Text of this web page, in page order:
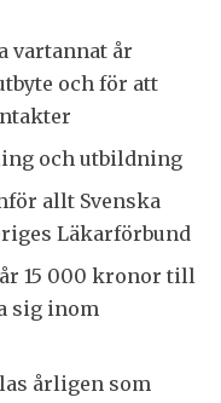
vartannat år
och för att
och utbildning
allt Svenska
Läkarförbund
15 000 kronor till
sig inom
årligen som